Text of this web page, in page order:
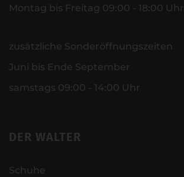
Montag bis Freitag 09:00 - 18:00 Uhr
zusätzliche Sonderöffnungszeiten
Juni bis Ende September
samstags 09:00 - 14:00 Uhr
DER WALTER
Schuhe